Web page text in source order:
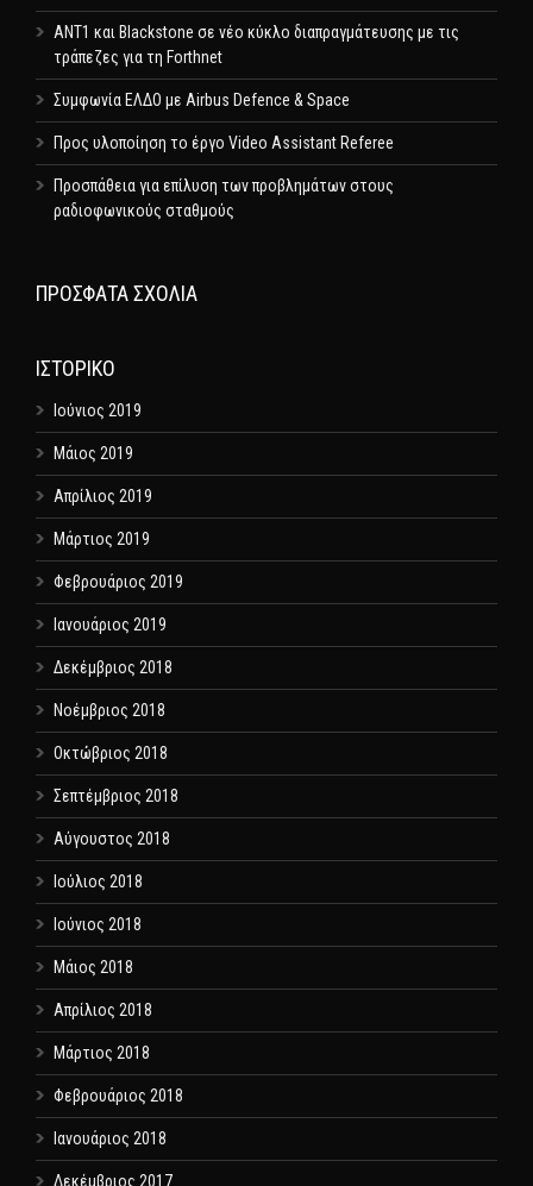
ΑΝΤ1 και Blackstone σε νέο κύκλο διαπραγμάτευσης με τις
τράπεζες για τη Forthnet
Συμφωνία ΕΛΔΟ με Airbus Defence & Space
Προς υλοποίηση το έργο Video Assistant Referee
Προσπάθεια για επίλυση των προβλημάτων στους
ραδιοφωνικούς σταθμούς
ΠΡΌΣΦΑΤΑ ΣΧΌΛΙΑ
ΙΣΤΟΡΙΚΌ
Ιούνιος 2019
Μάιος 2019
Απρίλιος 2019
Μάρτιος 2019
Φεβρουάριος 2019
Ιανουάριος 2019
Δεκέμβριος 2018
Νοέμβριος 2018
Οκτώβριος 2018
Σεπτέμβριος 2018
Αύγουστος 2018
Ιούλιος 2018
Ιούνιος 2018
Μάιος 2018
Απρίλιος 2018
Μάρτιος 2018
Φεβρουάριος 2018
Ιανουάριος 2018
Δεκέμβριος 2017